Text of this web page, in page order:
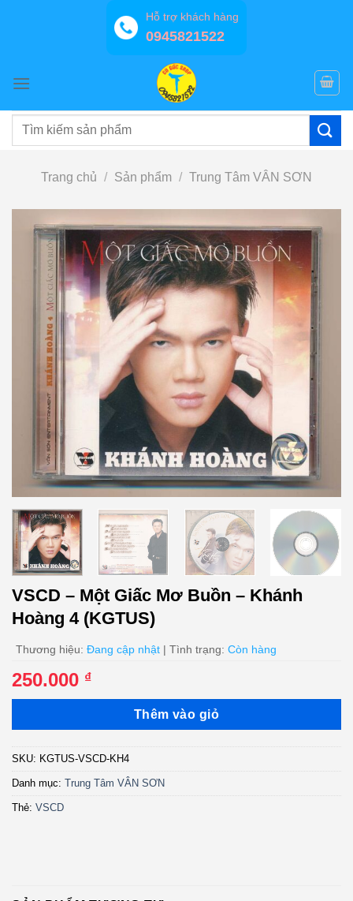
Hỗ trợ khách hàng
0945821522
Tìm
Trang chủ / Sản phẩm / Trung Tâm VÂN SƠN
VSCD – Một Giấc Mơ Buồn – Khánh
Hoàng 4 (KGTUS)
Thương hiệu: Đang cập nhật | Tình trạng: Còn hàng
250.000 ₫
Thêm vào giỏ
SKU: KGTUS-VSCD-KH4
Danh mục: Trung Tâm VÂN SƠN
Thẻ: VSCD